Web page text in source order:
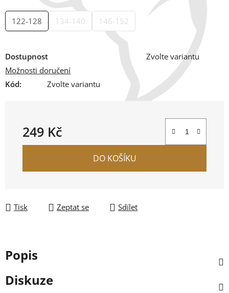
122-128 134-140 146-152
Dostupnost
Zvolte variantu
Možnosti doručení
Kód:
Zvolte variantu
249 Kč
Měrná cena:
DO KOŠÍKU
Tisk Zeptat se Sdílet
Popis
Diskuze